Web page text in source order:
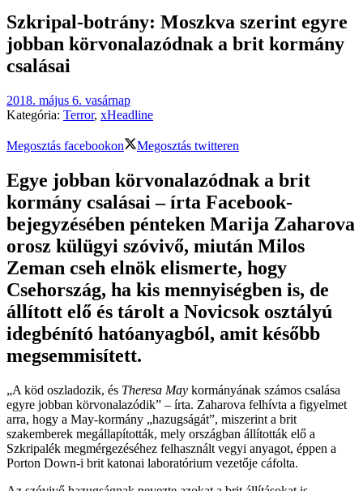
Szkripal-botrány: Moszkva szerint egyre
jobban körvonalazódnak a brit kormány
csalásai
2018. május 6. vasárnap
Kategória: Terror, xHeadline
Megosztás facebookon Megosztás twitteren
Egye jobban körvonalazódnak a brit
kormány csalásai – írta Facebook-
bejegyzésében pénteken Marija Zaharova
orosz külügyi szóvivő, miután Milos
Zeman cseh elnök elismerte, hogy
Csehország, ha kis mennyiségben is, de
állított elő és tárolt a Novicsok osztályú
idegbénító hatóanyagból, amit később
megsemmisített.
„A köd oszladozik, és Theresa May kormányának számos csalása
egyre jobban körvonalazódik” – írta. Zaharova felhívta a figyelmet
arra, hogy a May-kormány „hazugságát”, miszerint a brit
szakemberek megállapították, mely országban állították elő a
Szkripalék megmérgezéséhez felhasznált vegyi anyagot, éppen a
Porton Down-i brit katonai laboratórium vezetője cáfolta.